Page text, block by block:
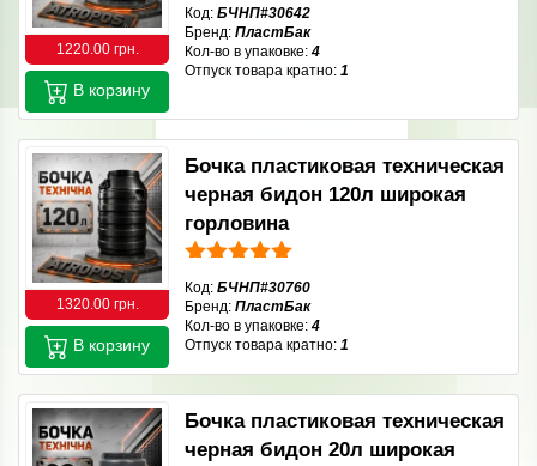
1220.00 грн.
Код: БЧНП#30642
Бренд: ПластБак
Кол-во в упаковке: 4
Отпуск товара кратно: 1
В корзину
1320.00 грн.
Бочка пластиковая техническая
черная бидон 120л широкая
горловина
Код: БЧНП#30760
Бренд: ПластБак
Кол-во в упаковке: 4
Отпуск товара кратно: 1
В корзину
Бочка пластиковая техническая
черная бидон 20л широкая